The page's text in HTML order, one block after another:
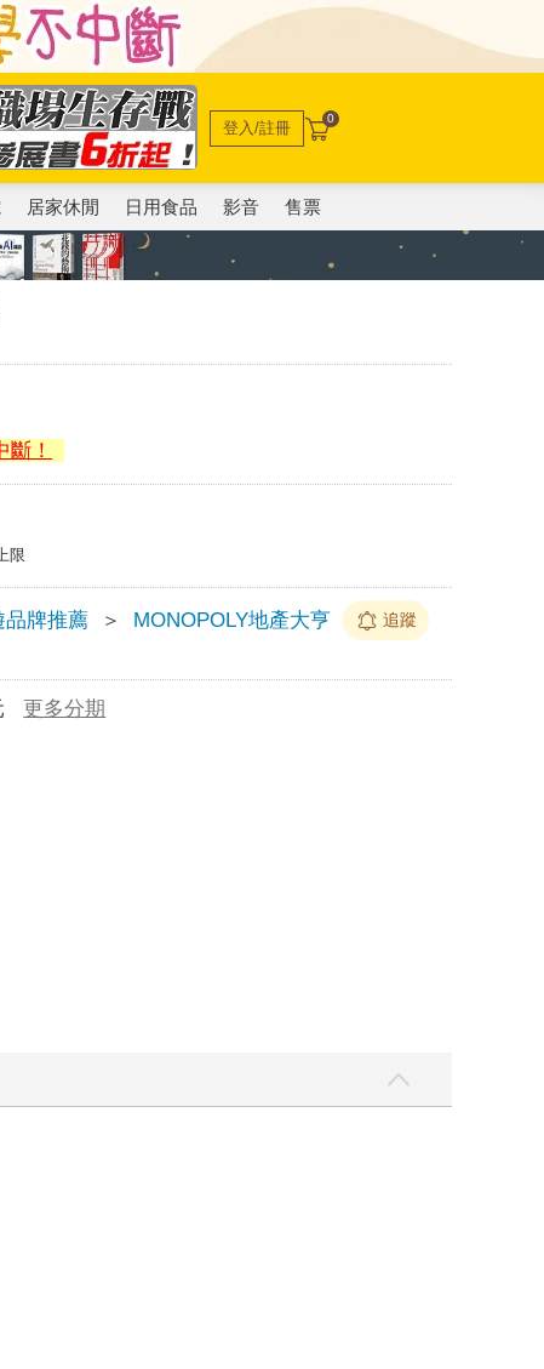
登入/註冊 0
居家休閒 日用食品 影音 售票
！
限
品牌推薦 ＞ MONOPOLY地產大亨 追蹤
更多分期